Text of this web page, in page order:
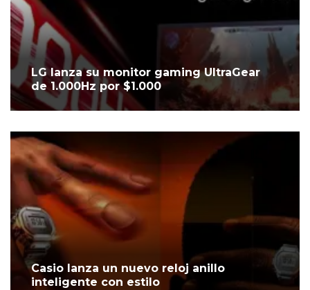
LG lanza su monitor gaming UltraGear
de 1.000Hz por $1.000
Casio lanza un nuevo reloj anillo
inteligente con estilo